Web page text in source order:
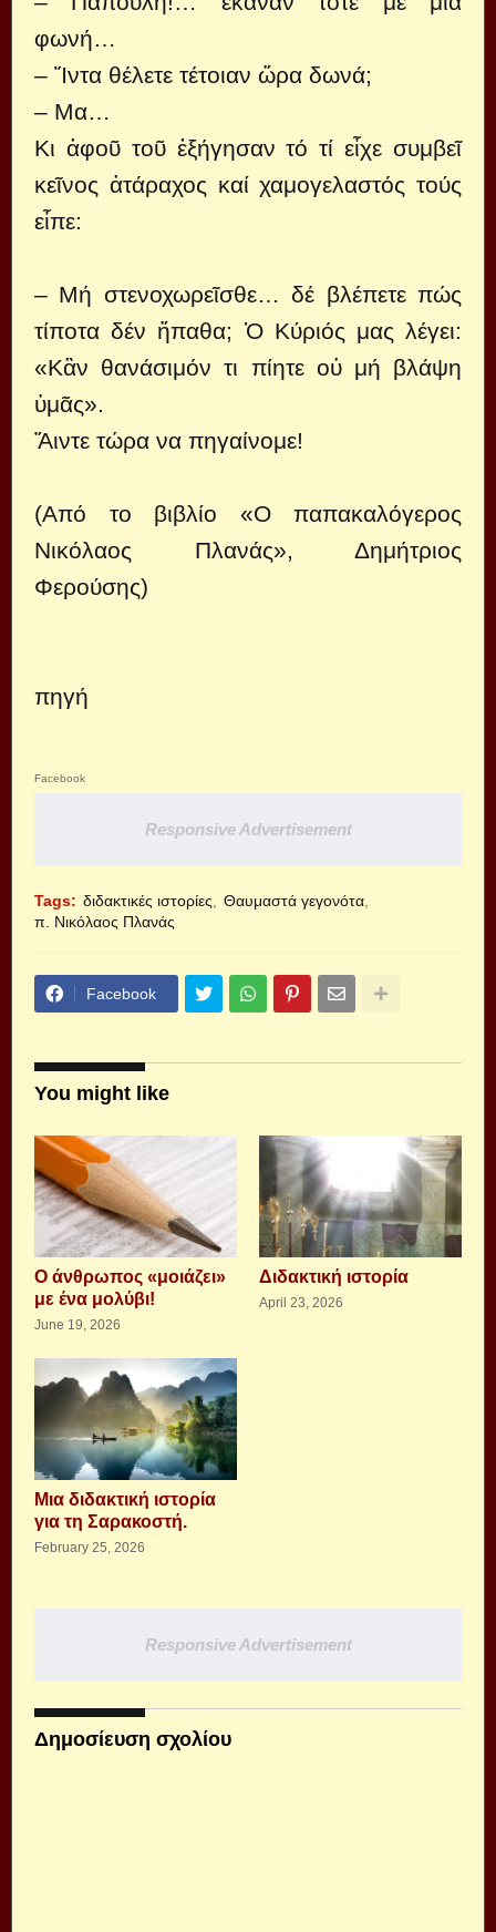
φωνή…
– Ἴντα θέλετε τέτοιαν ὥρα δωνά;
– Mα…
Κι ἀφοῦ τοῦ ἐξήγησαν τό τί εἶχε συμβεῖ
κεῖνος ἀτάραχος καί χαμογελαστός τούς
εἶπε:
– Μή στενοχωρεῖσθε… δέ βλέπετε πώς
τίποτα δέν ἤπαθα; Ὁ Κύριός μας λέγει:
«Κἂν θανάσιμόν τι πίητε οὐ μή βλάψη
ὑμᾶς».
Ἄιντε τώρα να πηγαίνομε!
(Από το βιβλίο «Ο παπακαλόγερος
Νικόλαος Πλανάς», Δημήτριος
Φερούσης)
πηγή
Facebook
Responsive Advertisement
Tags: διδακτικές ιστορίες
Θαυμαστά γεγονότα
π. Νικόλαος Πλανάς
Facebook
You might like
Ο άνθρωπος «μοιάζει»
με ένα μολύβι!
June 19, 2026
Διδακτική ιστορία
April 23, 2026
Μια διδακτική ιστορία
για τη Σαρακοστή.
February 25, 2026
Responsive Advertisement
Δημοσίευση σχολίου